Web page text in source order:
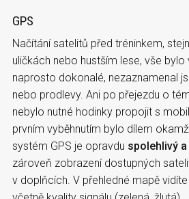
GPS
Načítání satelitů před tréninkem,
uličkách nebo hustším lese, vše
naprosto dokonalé, nezaznamenal
nebo prodlevy. Ani po přejezdu o
nebylo nutné hodinky propojit s
prvním vyběhnutím bylo dílem
systém GPS je opravdu spolehlivý
zároveň zobrazení dostupných
v doplňcích. V přehledné mapě